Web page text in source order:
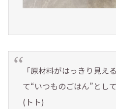
「原材料がはっきり見え
て“いつものごはん”とし
(トト)